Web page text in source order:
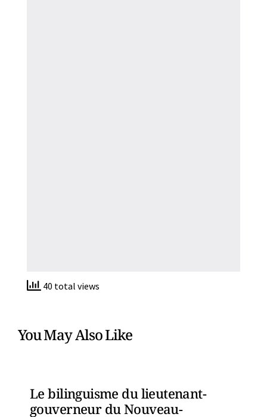
40 total views
You May Also Like
Le bilinguisme du lieutenant-
gouverneur du Nouveau-